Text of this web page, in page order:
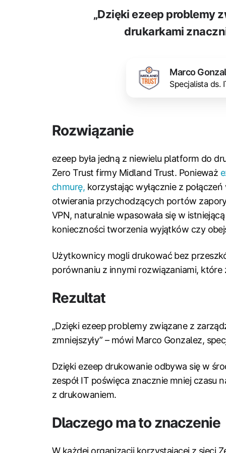
„Dzięki ezeep problemy
drukarkami
Marco
Specjalista ds.
Rozwiązanie
ezeep była jedną z niewielu platform do
Zero Trust firmy Midland Trust. Ponieważ
chmurę, korzystając wyłącznie z
otwierania przychodzących portów
VPN, naturalnie wpasowała się w
konieczności tworzenia wyjątków czy
Użytkownicy mogli drukować bez
porównaniu z innymi rozwiązaniami, które
Rezultat
„Dzięki ezeep problemy związane z
zmniejszyły” – mówi Marco Gonzalez,
Dzięki ezeep drukowanie odbywa się w
zespół IT poświęca znacznie mniej
z drukowaniem.
Dlaczego ma to znaczenie
W każdej organizacji korzystającej z sieci